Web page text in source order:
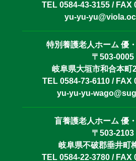
TEL 0584-43-3155 / FAX
yu-yu-
特別養護老人ホーム 優
〒503-0005
岐阜県大垣市和合本町
TEL 0584-73-6110 / FAX
yu-yu-yu-
盲養護老人ホーム 優
〒503-2103
岐阜県不破郡垂井町
TEL 0584-22-3780 / FAX